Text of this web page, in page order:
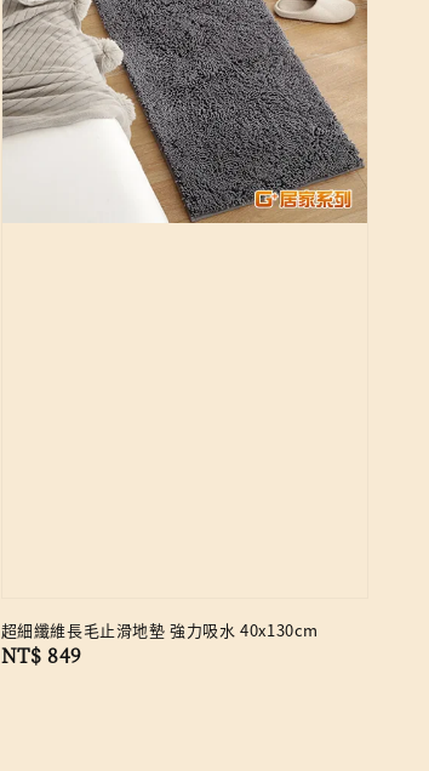
超細纖維長毛止滑地墊 強力吸水 40x130cm
Regular
NT$ 849